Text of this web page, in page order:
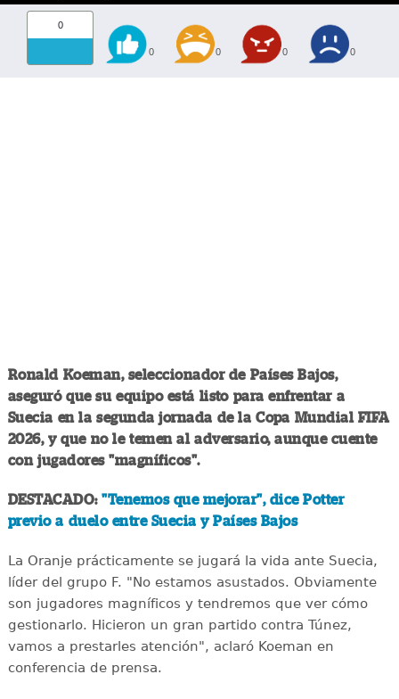
0
0 0 0 0
Ronald Koeman, seleccionador de Países Bajos,
aseguró que su equipo está listo para enfrentar a
Suecia en la segunda jornada de la Copa Mundial FIFA
2026, y que no le temen al adversario, aunque cuente
con jugadores "magníficos".
DESTACADO:"Tenemos que mejorar", dice Potter
previo a duelo entre Suecia y Países Bajos
La Oranje prácticamente se jugará la vida ante Suecia,
líder del grupo F. "No estamos asustados. Obviamente
son jugadores magníficos y tendremos que ver cómo
gestionarlo. Hicieron un gran partido contra Túnez,
vamos a prestarles atención", aclaró Koeman en
conferencia de prensa.